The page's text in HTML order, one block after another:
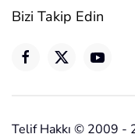
Bizi Takip Edin
Telif Hakkı © 2009 -